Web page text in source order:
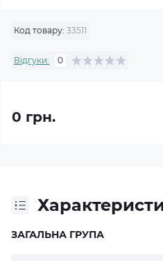
Код товару: 33511
Відгуки: 0
0 грн.
ЗАГАЛЬНА ГРУПА